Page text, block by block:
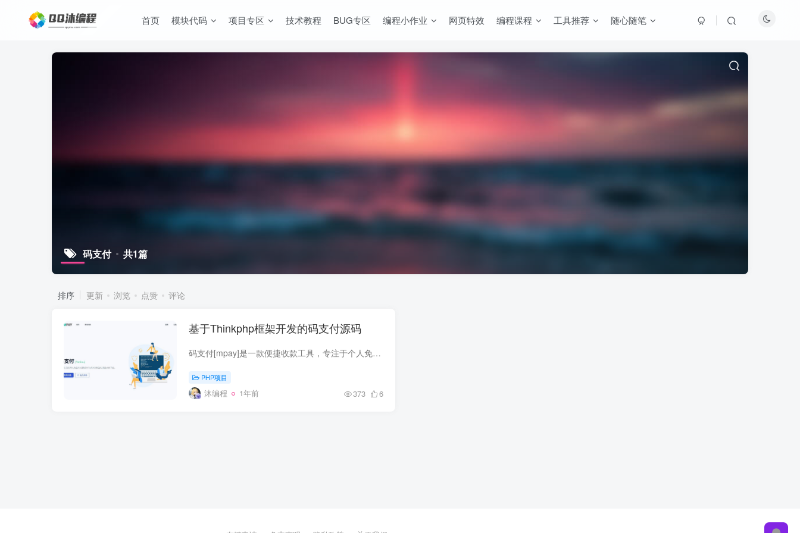
首页 模块代码 项目专区 技术教程 BUG专区 编程小作业 网页特效 编程课程 工具推荐 随心随笔
码支付 共1篇
排序 更新 浏览 点赞 评论
基于Thinkphp框架开发的码支付源码
码支付[mpay]是一款便捷收款工具，专注于个人免签收款，通过普通收款码即可实现收款通知自动回调，支持绝大多数商城系统 工具特性 开源程序，个人免费使用，不断更新 支持第四方收款服务商聚合...
PHP项目
沐编程 1年前 373 6